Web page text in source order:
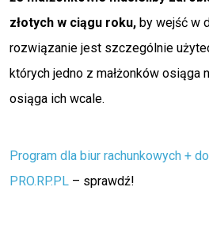
złotych w ciągu roku, by wejść w
rozwiązanie jest szczególnie
których jedno z małżonków osiąga
osiąga ich wcale.
Program dla biur rachunkowych +
PRO.RP.PL – sprawdź!